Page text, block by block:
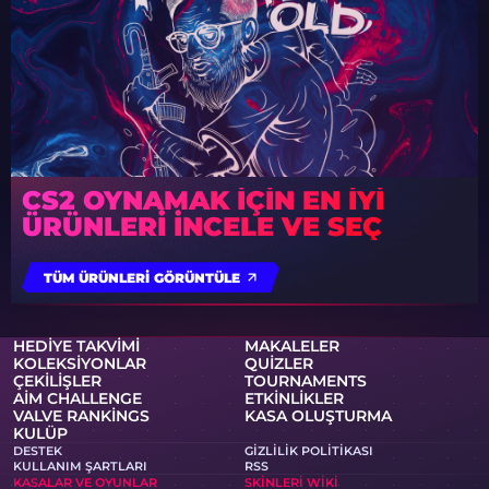
CS2 OYNAMAK IÇIN EN IYI
ÜRÜNLERI INCELE VE SEÇ
TÜM ÜRÜNLERI GÖRÜNTÜLE
HEDIYE TAKVIMI
MAKALELER
KOLEKSIYONLAR
QUIZLER
ÇEKILIŞLER
TOURNAMENTS
AIM CHALLENGE
ETKINLIKLER
VALVE RANKINGS
KASA OLUŞTURMA
KULÜP
DESTEK
GIZLILIK POLITIKASI
KULLANIM ŞARTLARI
RSS
KASALAR VE OYUNLAR
SKINLERI WIKI